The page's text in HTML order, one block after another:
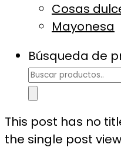
Cosas
Mayonesa
Búsqueda de
This post has no
the single post